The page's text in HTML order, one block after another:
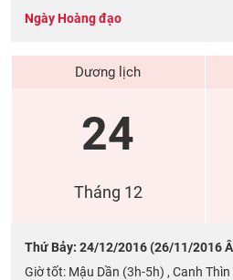
Ngày Hoàng đạo
Dương lịch
24
Tháng 12
Thứ Bảy: 24/12/2016 (26/11/2016
Giờ tốt: Mậu Dần (3h-5h) , Canh